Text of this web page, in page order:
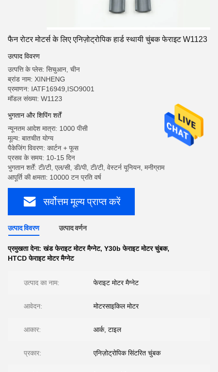
फैन रोटर मोटर्स के लिए एनिज़ोट्रोपिक हार्ड स्थायी चुंबक फेराइट W1123
उत्पाद विवरण
उत्पत्ति के प्लेस: सिचुआन, चीन
ब्रांड नाम: XINHENG
प्रमाणन: IATF16949,ISO9001
मॉडल संख्या: W1123
भुगतान और शिपिंग शर्तें
न्यूनतम आदेश मात्रा: 1000 पीसी
मूल्य: बातचीत योग्य
पैकेजिंग विवरण: कार्टन + फूस
प्रसव के समय: 10-15 दिन
भुगतान शर्तें: टी/टी, एल/सी, डी/पी, टी/टी, वेस्टर्न यूनियन, मनीग्राम
आपूर्ति की क्षमता: 10000 टन प्रति वर्ष
सर्वोत्तम मूल्य प्राप्त करें
उत्पाद विवरण उत्पाद वर्णन
प्रमुखता देना:खंड फेराइट मोटर मैग्नेट, Y30b फेराइट मोटर चुंबक,
HTCD फेराइट मोटर मैग्नेट
उत्पाद का नाम: फेराइट मोटर मैग्नेट
आवेदन: मोटरसाइकिल मोटर
आकार: आर्क, टाइल
प्रकार: एनिज़ोट्रोपिक सिंटरित चुंबक